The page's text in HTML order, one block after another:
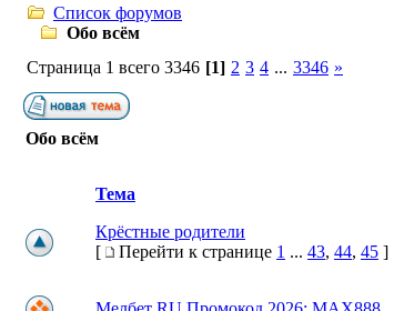
Список форумов
Обо всём
Страница 1 всего 3346 [1] 2 3 4 ... 3346 »
Обо всём
Тема
Крёстные родители
[
Перейти к странице 1 ... 43, 44, 45 ]